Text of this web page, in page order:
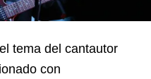
tema del cantautor
con